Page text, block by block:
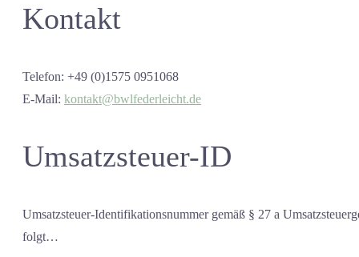
Kontakt
Telefon: +49 (0)1575 0951068
E-Mail: kontakt@bwlfederleicht.de
Umsatzsteuer-ID
Umsatzsteuer-Identifikationsnummer gemäß § 27 a
folgt…